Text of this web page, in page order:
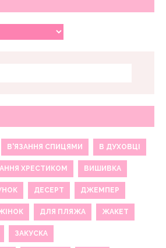
В'ЯЗАННЯ СПИЦЯМИ В ДУХОВЦІ
ХРЕСТИКОМ ВИШИВКА
ДЕСЕРТ ДЖЕМПЕР
ДЛЯ ПЛЯЖА ЖАКЕТ
ЗАКУСКА